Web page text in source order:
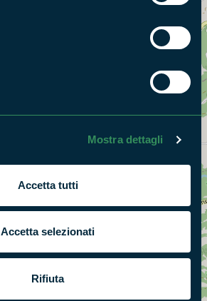
Mostra dettagli
Accetta tutti
Accetta selezionati
Rifiuta